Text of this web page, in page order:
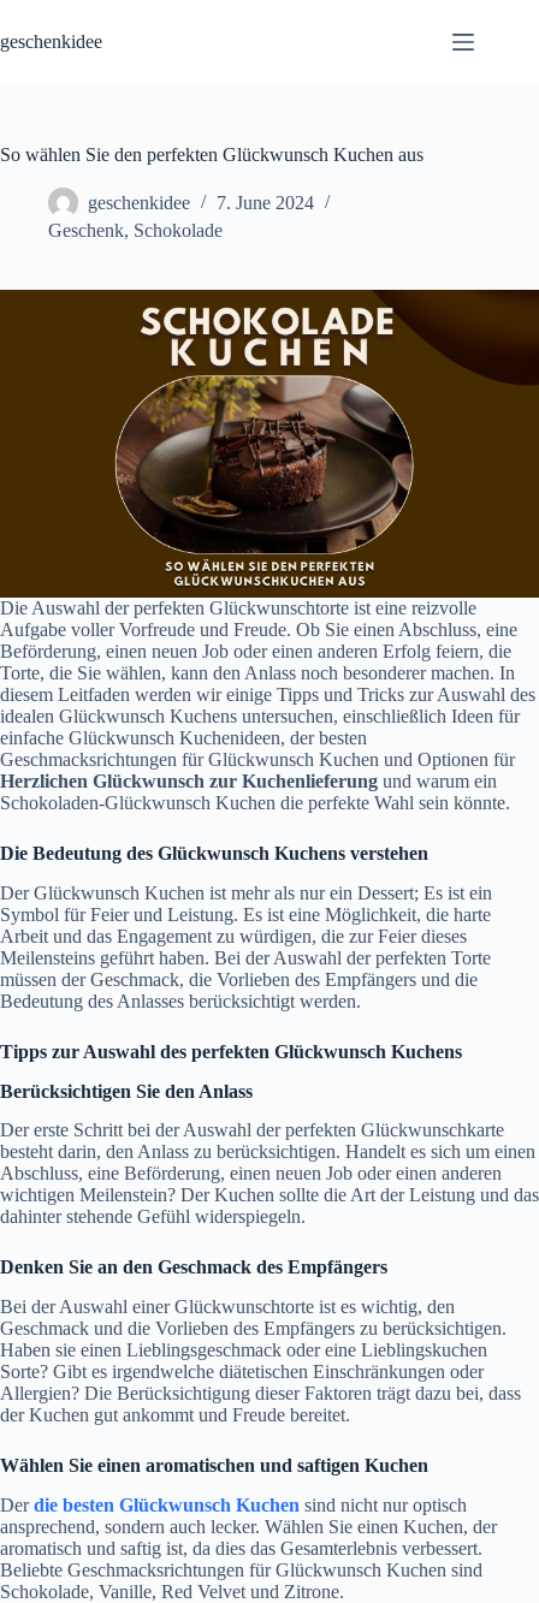
content
geschenkidee
So wählen Sie den perfekten Glückwunsch Kuchen aus
geschenkidee
7. June 2024
Geschenk, Schokolade
Die Auswahl der perfekten Glückwunschtorte ist eine reizvolle
Aufgabe voller Vorfreude und Freude. Ob Sie einen Abschluss, eine
Beförderung, einen neuen Job oder einen anderen Erfolg feiern, die
Torte, die Sie wählen, kann den Anlass noch besonderer machen. In
diesem Leitfaden werden wir einige Tipps und Tricks zur Auswahl des
idealen Glückwunsch Kuchens untersuchen, einschließlich Ideen für
einfache Glückwunsch Kuchenideen, der besten
Geschmacksrichtungen für Glückwunsch Kuchen und Optionen für
Herzlichen Glückwunsch zur Kuchenlieferung und warum ein
Schokoladen-Glückwunsch Kuchen die perfekte Wahl sein könnte.
Die Bedeutung des Glückwunsch Kuchens verstehen
Der Glückwunsch Kuchen ist mehr als nur ein Dessert; Es ist ein
Symbol für Feier und Leistung. Es ist eine Möglichkeit, die harte
Arbeit und das Engagement zu würdigen, die zur Feier dieses
Meilensteins geführt haben. Bei der Auswahl der perfekten Torte
müssen der Geschmack, die Vorlieben des Empfängers und die
Bedeutung des Anlasses berücksichtigt werden.
Tipps zur Auswahl des perfekten Glückwunsch Kuchens
Berücksichtigen Sie den Anlass
Der erste Schritt bei der Auswahl der perfekten Glückwunschkarte
besteht darin, den Anlass zu berücksichtigen. Handelt es sich um einen
Abschluss, eine Beförderung, einen neuen Job oder einen anderen
wichtigen Meilenstein? Der Kuchen sollte die Art der Leistung und das
dahinter stehende Gefühl widerspiegeln.
Denken Sie an den Geschmack des Empfängers
Bei der Auswahl einer Glückwunschtorte ist es wichtig, den
Geschmack und die Vorlieben des Empfängers zu berücksichtigen.
Haben sie einen Lieblingsgeschmack oder eine Lieblingskuchen
Sorte? Gibt es irgendwelche diätetischen Einschränkungen oder
Allergien? Die Berücksichtigung dieser Faktoren trägt dazu bei, dass
der Kuchen gut ankommt und Freude bereitet.
Wählen Sie einen aromatischen und saftigen Kuchen
Derdie besten Glückwunsch Kuchen sind nicht nur optisch
ansprechend, sondern auch lecker. Wählen Sie einen Kuchen, der
aromatisch und saftig ist, da dies das Gesamterlebnis verbessert.
Beliebte Geschmacksrichtungen für Glückwunsch Kuchen sind
Schokolade, Vanille, Red Velvet und Zitrone.